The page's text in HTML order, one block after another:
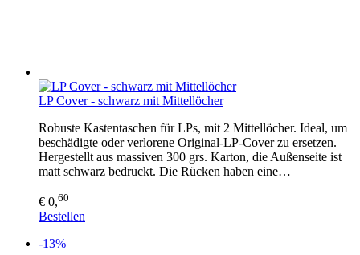
LP Cover - schwarz mit Mittellöcher
Robuste Kastentaschen für LPs, mit 2 Mittellöcher. Ideal, um
beschädigte oder verlorene Original-LP-Cover zu ersetzen.
Hergestellt aus massiven 300 grs. Karton, die Außenseite ist
matt schwarz bedruckt. Die Rücken haben eine…
€ 0,60
Bestellen
-13%